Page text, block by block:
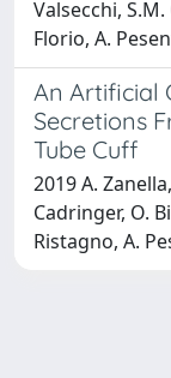
Valsecchi,
Florio, A.
An Artificial
Secretions
Tube Cuff
2019 A.
Cadringer, O.
Ristagno, A.